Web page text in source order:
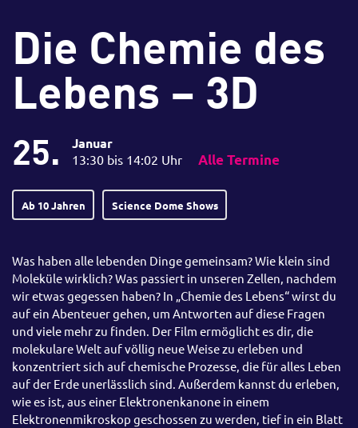
Die Chemie des
Lebens – 3D
25. Januar
13:30 bis 14:02 Uhr Alle Termine
Ab 10 Jahren Science Dome Shows
Was haben alle lebenden Dinge gemeinsam? Wie klein sind
Moleküle wirklich? Was passiert in unseren Zellen, nachdem
wir etwas gegessen haben? In „Chemie des Lebens“ wirst du
auf ein Abenteuer gehen, um Antworten auf diese Fragen
und viele mehr zu finden. Der Film ermöglicht es dir, die
molekulare Welt auf völlig neue Weise zu erleben und
konzentriert sich auf chemische Prozesse, die für alles Leben
auf der Erde unerlässlich sind. Außerdem kannst du erleben,
wie es ist, aus einer Elektronenkanone in einem
Elektronenmikroskop geschossen zu werden, tief in ein Blatt